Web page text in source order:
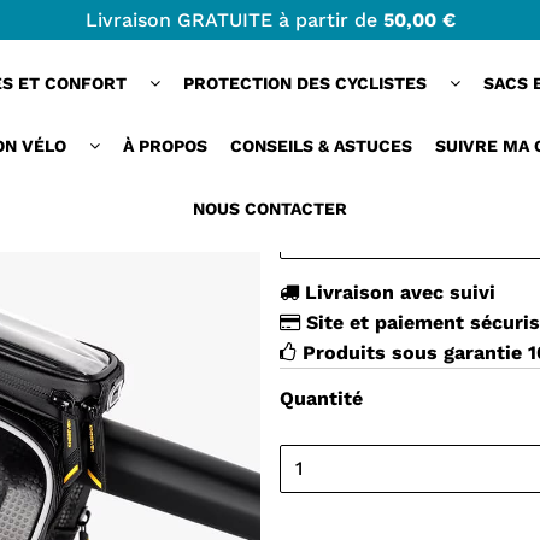
Livraison GRATUITE à partir de 50,00 €
ET CONFORT PROTECTION DES CYCLISTES SACS
VÉLO À PROPOS CONSEILS & ASTUCES SUIVRE MA
NOUS CONTACTER
et résistante
COMPACTE ET
Livraison avec suivi
Site et paiement
Produits sous garantie
Quantité